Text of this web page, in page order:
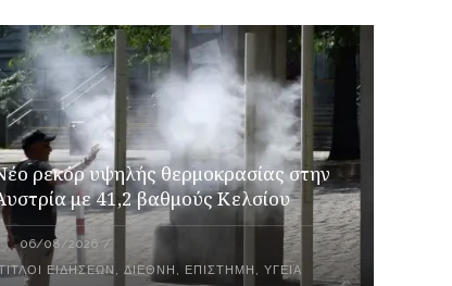
ρεκόρ υψηλής θερμοκρασίας στην
με 41,2 βαθμούς Κελσίου
06/08/2026
ΕΙΔΉΣΕΩΝ ,ΔΙΕΘΝΉ , ΕΠΙΣΤΉΜΗ ,ΥΓΕΊΑ